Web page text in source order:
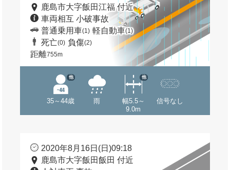
鹿島市大字飯田江福 付近
車両相互 小破事故
普通乗用車(1) 軽自動車(1)
死亡(0) 負傷(2)
距離755m
35～44歳
他
雨
幅5.5～
9.0m
他
信号なし
2020年8月16日(日)09:18
鹿島市大字飯田飯田 付近